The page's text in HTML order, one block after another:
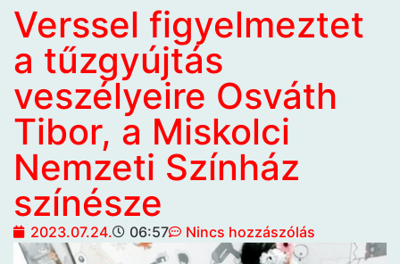
Verssel figyelmeztet
a tűzgyújtás
veszélyeire Osváth
Tibor, a Miskolci
Nemzeti Színház
színésze
2023.07.24. 06:57 Nincs hozzászólás